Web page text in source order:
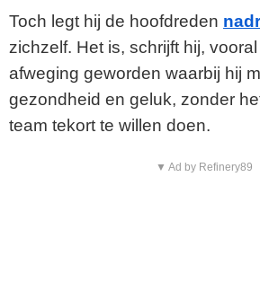
o
Toch legt hij de hoofdreden
zichzelf. Het is, schrijft hij,
afweging geworden waarbij hij
gezondheid en geluk, zonder
team tekort te willen doen.
▼ Ad by Refinery89